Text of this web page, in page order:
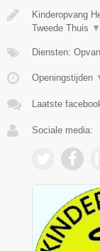
Kinderopvang
Tweede Thuis ▼
Diensten:
Openingstijden
Laatste
Sociale media: